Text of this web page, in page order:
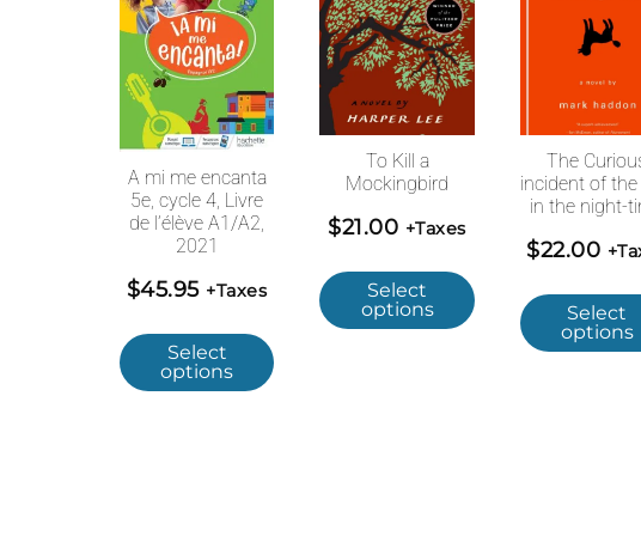
A mi me encanta
5e, cycle 4, Livre
de l’élève A1/A2,
2021
$45.95 +Taxes
Select
options
To Kill a
Mockingbird
$21.00 +Taxes
Select
options
The
incident of
in the night-
$22.00
Select
options